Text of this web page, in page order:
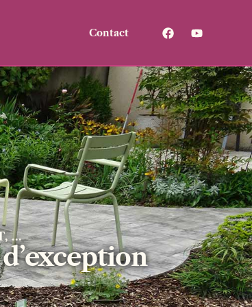
Contact
...